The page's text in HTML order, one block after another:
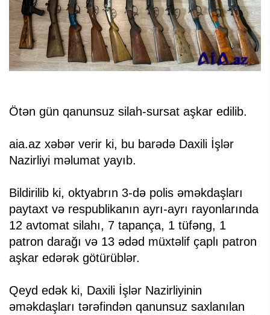
Ötən gün qanunsuz silah-sursat aşkar edilib.
aia.az xəbər verir ki, bu barədə Daxili İşlər
Nazirliyi məlumat yayıb.
Bildirilib ki, oktyabrın 3-də polis əməkdaşları
paytaxt və respublikanın ayrı-ayrı rayonlarında
12 avtomat silahı, 7 tapança, 1 tüfəng, 1
patron darağı və 13 ədəd müxtəlif çaplı patron
aşkar edərək götürüblər.
Qeyd edək ki, Daxili İşlər Nazirliyinin
əməkdaşları tərəfindən qanunsuz saxlanılan